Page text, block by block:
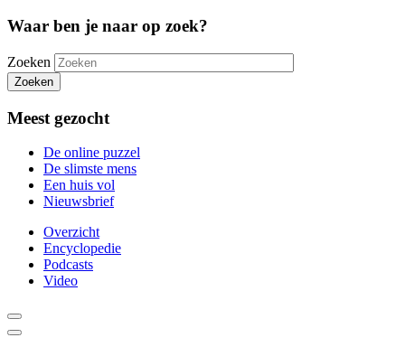
Waar ben je naar op zoek?
Zoeken
Zoeken
Meest gezocht
De online puzzel
De slimste mens
Een huis vol
Nieuwsbrief
Overzicht
Encyclopedie
Podcasts
Video